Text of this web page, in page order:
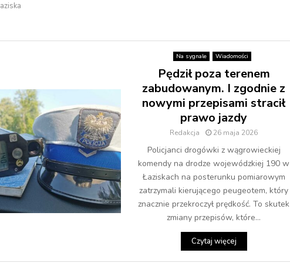
Na sygnale Wiadomości
Pędził poza terenem
zabudowanym. I zgodnie z
nowymi przepisami stracił
prawo jazdy
Redakcja 26 maja 2026
Policjanci drogówki z wągrowieckiej
komendy na drodze wojewódzkiej 190 w
Łaziskach na posterunku pomiarowym
zatrzymali kierującego peugeotem, który
znacznie przekroczył prędkość. To skutek
zmiany przepisów, które...
Czytaj więcej